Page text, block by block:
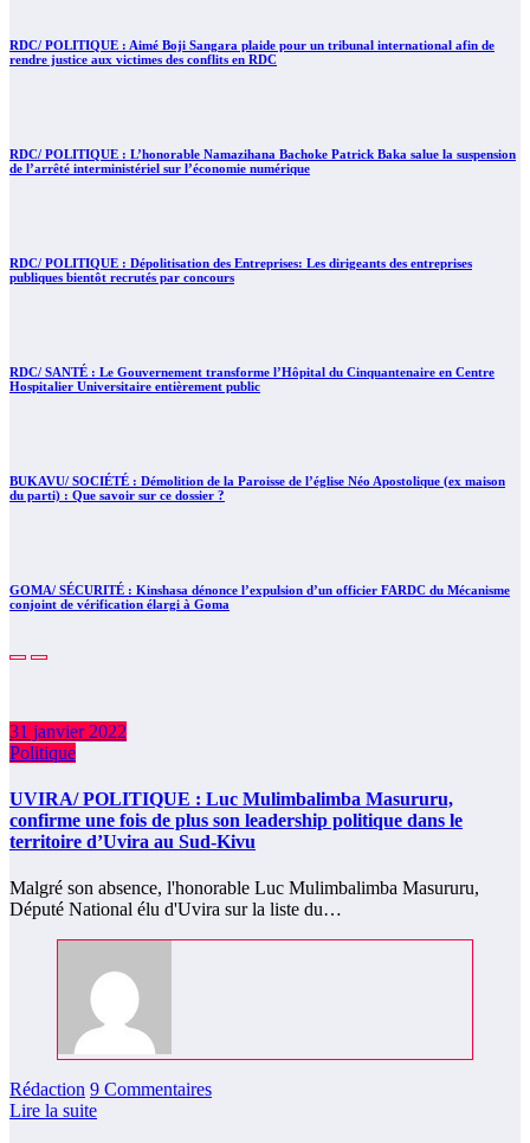
RDC/ POLITIQUE : Aimé Boji Sangara plaide pour un tribunal international afin de
rendre justice aux victimes des conflits en RDC
RDC/ POLITIQUE : L’honorable Namazihana Bachoke Patrick Baka salue la suspension
de l’arrêté interministériel sur l’économie numérique
RDC/ POLITIQUE : Dépolitisation des Entreprises: Les dirigeants des entreprises
publiques bientôt recrutés par concours
RDC/ SANTÉ : Le Gouvernement transforme l’Hôpital du Cinquantenaire en Centre
Hospitalier Universitaire entièrement public
BUKAVU/ SOCIÉTÉ : Démolition de la Paroisse de l’église Néo Apostolique (ex maison
du parti) : Que savoir sur ce dossier ?
GOMA/ SÉCURITÉ : Kinshasa dénonce l’expulsion d’un officier FARDC du Mécanisme
conjoint de vérification élargi à Goma
31 janvier 2022
Politique
UVIRA/ POLITIQUE : Luc Mulimbalimba Masururu,
confirme une fois de plus son leadership politique dans le
territoire d’Uvira au Sud-Kivu
Malgré son absence, l'honorable Luc Mulimbalimba Masururu,
Député National élu d'Uvira sur la liste du…
Rédaction 9 Commentaires
Lire la suite